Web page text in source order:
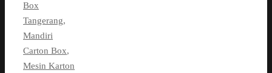
Box
Tangerang,
Mandiri
Carton Box,
Mesin Karton